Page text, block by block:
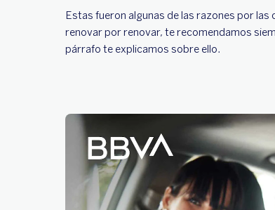
Estas fueron algunas de las razones por
renovar por renovar, te recomendamos
párrafo te explicamos sobre ello.